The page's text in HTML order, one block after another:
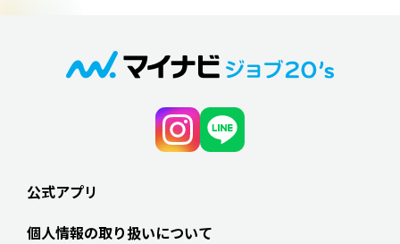
公式アプリ
個人情報の取り扱いについて